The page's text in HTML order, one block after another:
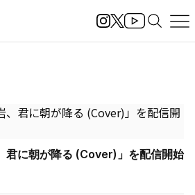
君に朝が降る (Cover)」を配信開始